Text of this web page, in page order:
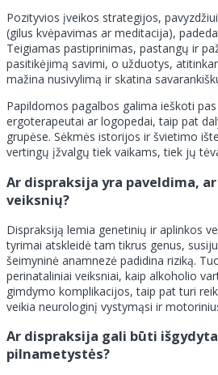
Pozityvios įveikos strategijos,
(gilus kvėpavimas ar meditacija),
Teigiamas pastiprinimas, pastangų ir
pasitikėjimą savimi, o užduotys,
mažina nusivylimą ir skatina
Papildomos pagalbos galima ieškoti
ergoterapeutai ar logopedai, taip pat
grupėse. Sėkmės istorijos ir švietimo
vertingų įžvalgų tiek vaikams, tiek jų
Ar dispraksija yra paveldima,
veiksnių?
Dispraksiją lemia genetinių ir aplinkos
tyrimai atskleidė tam tikrus genus,
šeimyninė anamnezė padidina riziką.
perinataliniai veiksniai, kaip alkoholio
gimdymo komplikacijos, taip pat turi
veikia neurologinį vystymąsi ir
Ar dispraksija gali būti
pilnametystės?